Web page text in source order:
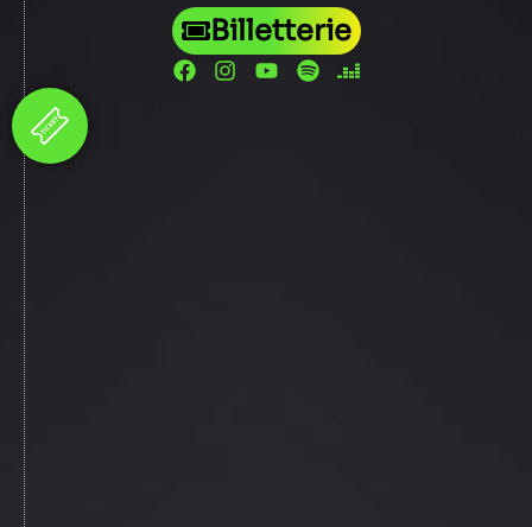
Billetterie